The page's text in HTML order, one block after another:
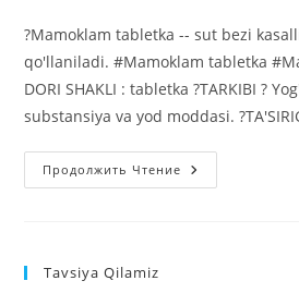
записи:
?Mamoklam tabletka -- sut bezi
qo'llaniladi. #Mamoklam tabletka
DORI SHAKLI : tabletka ?TARKIBI ?
substansiya va yod moddasi.
Продолжить Чтение Mamoklam
Tabletka
Tavsiya Qilamiz